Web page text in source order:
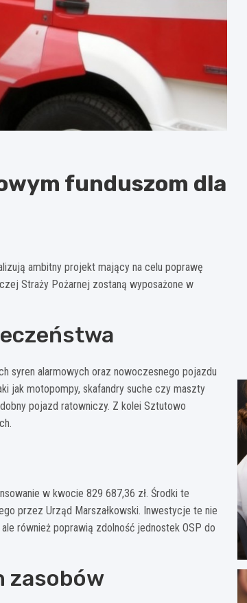
funduszom dla
ambitny projekt mający na celu poprawę
Straży Pożarnej zostaną wyposażone w
syren alarmowych oraz nowoczesnego pojazdu
jak motopompy, skafandry suche czy maszty
pojazd ratowniczy. Z kolei Sztutowo
w kwocie 829 687,36 zł. Środki te
przez Urząd Marszałkowski. Inwestycje te nie
również poprawią zdolność jednostek OSP do
zasobów